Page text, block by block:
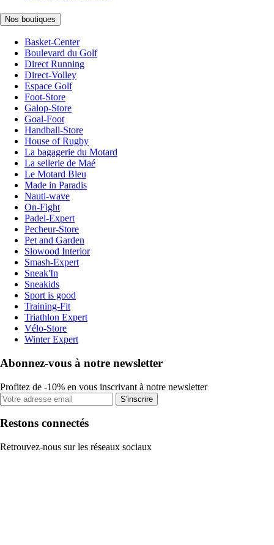
Nos boutiques
Basket-Center
Boulevard du Golf
Direct Running
Direct-Volley
Espace Golf
Foot-Store
Galop-Store
Goal-Foot
Handball-Store
House of Rugby
La bagagerie du Motard
La sellerie de Maé
Le Motard Bleu
Made in Paradis
Nauti-wave
On-Fight
Padel-Expert
Pecheur-Store
Pet and Garden
Slowood Interior
Smash-Expert
Sneak'In
Sneakids
Sport is good
Training-Fit
Triathlon Expert
Vélo-Store
Winter Expert
Abonnez-vous à notre newsletter
Profitez de -10% en vous inscrivant à notre newsletter
S'inscrire
Restons connectés
Retrouvez-nous sur les réseaux sociaux